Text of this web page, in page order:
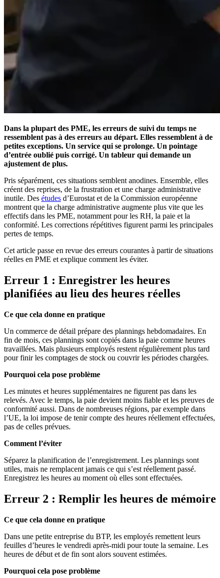
Dans la plupart des PME, les erreurs de suivi du temps ne
ressemblent pas à des erreurs au départ. Elles ressemblent à de
petites exceptions. Un service qui se prolonge. Un pointage
d’entrée oublié puis corrigé. Un tableur qui demande un
ajustement de plus.
Pris séparément, ces situations semblent anodines. Ensemble, elles
créent des reprises, de la frustration et une charge administrative
inutile. Des études d’Eurostat et de la Commission européenne
montrent que la charge administrative augmente plus vite que les
effectifs dans les PME, notamment pour les RH, la paie et la
conformité. Les corrections répétitives figurent parmi les principales
pertes de temps.
Cet article passe en revue des erreurs courantes à partir de situations
réelles en PME et explique comment les éviter.
Erreur 1 : Enregistrer les heures
planifiées au lieu des heures réelles
Ce que cela donne en pratique
Un commerce de détail prépare des plannings hebdomadaires. En
fin de mois, ces plannings sont copiés dans la paie comme heures
travaillées. Mais plusieurs employés restent régulièrement plus tard
pour finir les comptages de stock ou couvrir les périodes chargées.
Pourquoi cela pose problème
Les minutes et heures supplémentaires ne figurent pas dans les
relevés. Avec le temps, la paie devient moins fiable et les preuves de
conformité aussi. Dans de nombreuses régions, par exemple dans
l’UE, la loi impose de tenir compte des heures réellement effectuées,
pas de celles prévues.
Comment l’éviter
Séparez la planification de l’enregistrement. Les plannings sont
utiles, mais ne remplacent jamais ce qui s’est réellement passé.
Enregistrez les heures au moment où elles sont effectuées.
Erreur 2 : Remplir les heures de mémoire
Ce que cela donne en pratique
Dans une petite entreprise du BTP, les employés remettent leurs
feuilles d’heures le vendredi après-midi pour toute la semaine. Les
heures de début et de fin sont alors souvent estimées.
Pourquoi cela pose problème